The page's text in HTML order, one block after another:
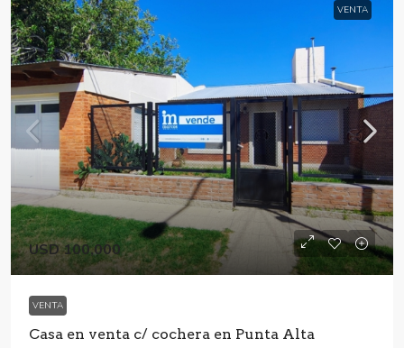
VENTA
USD 100,000
VENTA
Casa en venta c/ cochera en Punta Alta